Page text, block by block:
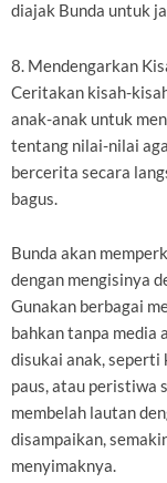
diajak Bunda untuk
8. Mendengarkan
Ceritakan kisah-
anak-anak untuk
tentang nilai-nilai
bercerita secara
bagus.
Bunda akan
dengan mengisinya
Gunakan berbagai
bahkan tanpa media
disukai anak, seperti
paus, atau peristiwa
membelah lautan
disampaikan,
menyimaknya.